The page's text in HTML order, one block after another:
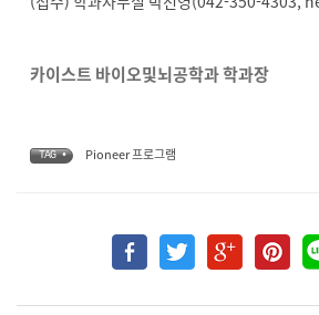
카이스트 바이오및뇌공학과 학과장
TAG • Pioneer 프로그램